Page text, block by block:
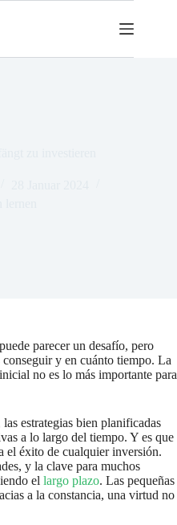
parecer un desafío, pero
y en cuánto tiempo. La
no es lo más importante para
estrategias bien planificadas
a lo largo del tiempo. Y es que
el éxito de cualquier inversión.
y la clave para muchos
el largo plazo. Las pequeñas
a la constancia, una virtud no